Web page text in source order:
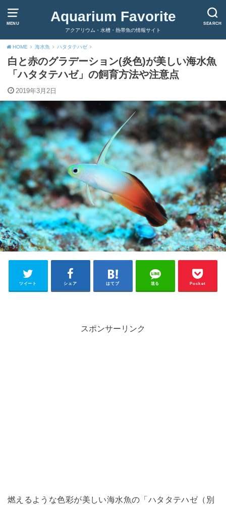
MENU SEARCH
Aquarium Favorite
アクアリウム・水槽・熱帯魚の情報サイト
HOME 海水魚 ハタタテハゼ
白と赤のグラデーション(炎色)が美しい海水魚
「ハタタテハゼ」の飼育方法や注意点
2019年3月2日
ツイート シェア はてブ 送る Pocket
スポンサーリンク
燃えるような色彩が美しい海水魚の「ハタタテハゼ（別